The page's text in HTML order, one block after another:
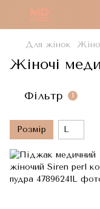
Для жінок
Жіночі
Фільтр 1
Розмір L